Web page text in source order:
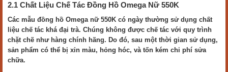
2.1 Chất Liệu Chế Tác Đồng Hồ Omega Nữ 550K
Các mẫu đồng hồ Omega nữ 550K có ngày thường sử dụng chất
liệu chế tác khá đại trà. Chúng không được chế tác với quy trình
chặt chẽ như hàng chính hãng. Do đó, sau một thời gian sử dụng,
sản phẩm có thể bị xỉn màu, hỏng hóc, và tốn kém chi phí sửa
chữa.